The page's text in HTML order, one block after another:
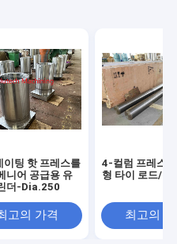
이팅 핫 프레스를
니어 공급용 유
더-Dia.250
고의 가격
4-컬럼 프레스
형 타이 로드/컬
최고의